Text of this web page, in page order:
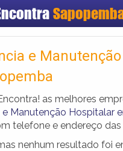
Cadastrar
Criar conta
e
as melhores
e Manutenção Hospitalar
telefone e endereço das
nenhum resultado foi